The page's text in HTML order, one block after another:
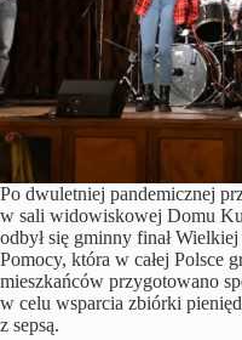
Po dwuletniej pandemicznej
w sali widowiskowej Domu
odbył się gminny finał
Pomocy, która w całej Polsce
mieszkańców przygotowano
w celu wsparcia zbiórki
z sepsą.